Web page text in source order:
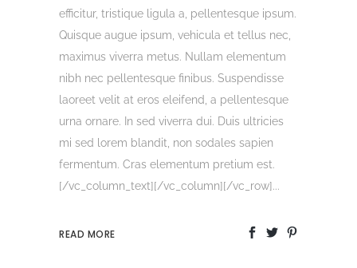
efficitur, tristique ligula a, pellentesque ipsum.
Quisque augue ipsum, vehicula et tellus nec,
maximus viverra metus. Nullam elementum
nibh nec pellentesque finibus. Suspendisse
laoreet velit at eros eleifend, a pellentesque
urna ornare. In sed viverra dui. Duis ultricies
mi sed lorem blandit, non sodales sapien
fermentum. Cras elementum pretium est.
[/vc_column_text][/vc_column][/vc_row]...
READ MORE